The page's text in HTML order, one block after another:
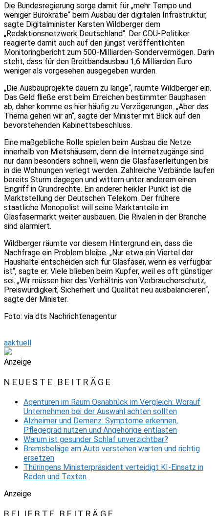
Die Bundesregierung sorge damit für „mehr Tempo und
weniger Bürokratie“ beim Ausbau der digitalen Infrastruktur,
sagte Digitalminister Karsten Wildberger dem
„Redaktionsnetzwerk Deutschland“. Der CDU-Politiker
reagierte damit auch auf den jüngst veröffentlichten
Monitoringbericht zum 500-Milliarden-Sondervermögen. Darin
steht, dass für den Breitbandausbau 1,6 Milliarden Euro
weniger als vorgesehen ausgegeben wurden.
„Die Ausbauprojekte dauern zu lange“, räumte Wildberger ein.
Das Geld fließe erst beim Erreichen bestimmter Bauphasen
ab, daher komme es hier häufig zu Verzögerungen. „Aber das
Thema gehen wir an“, sagte der Minister mit Blick auf den
bevorstehenden Kabinettsbeschluss.
Eine maßgebliche Rolle spielen beim Ausbau die Netze
innerhalb von Mietshäusern, denn die Internetzugänge sind
nur dann besonders schnell, wenn die Glasfaserleitungen bis
in die Wohnungen verlegt werden. Zahlreiche Verbände laufen
bereits Sturm dagegen und wittern unter anderem einen
Eingriff in Grundrechte. Ein anderer heikler Punkt ist die
Marktstellung der Deutschen Telekom. Der frühere
staatliche Monopolist will seine Marktanteile im
Glasfasermarkt weiter ausbauen. Die Rivalen in der Branche
sind alarmiert.
Wildberger räumte vor diesem Hintergrund ein, dass die
Nachfrage ein Problem bleibe. „Nur etwa ein Viertel der
Haushalte entscheiden sich für Glasfaser, wenn es verfügbar
ist“, sagte er. Viele blieben beim Kupfer, weil es oft günstiger
sei. „Wir müssen hier das Verhältnis von Verbraucherschutz,
Preiswürdigkeit, Sicherheit und Qualität neu ausbalancieren“,
sagte der Minister.
Foto: via dts Nachrichtenagentur
aaktuell
Anzeige
NEUESTE BEITRÄGE
Agenturen im Raum Osnabrück im Vergleich: Worauf
Unternehmen bei der Auswahl achten sollten
Alzheimer und Demenz: Symptome erkennen,
Pflegegrad nutzen und Angehörige entlasten
Warum ist gesunder Schlaf unverzichtbar?
Bremsbeläge am Auto verstehen warten und richtig
ersetzen
Thüringens Ministerpräsident verteidigt KI-Einsatz in
Reden und Texten
Anzeige